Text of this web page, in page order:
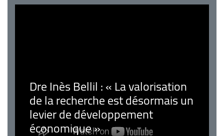
Dre Inès Bellil : « La valorisation
de la recherche est désormais un
levier de développement
économique »